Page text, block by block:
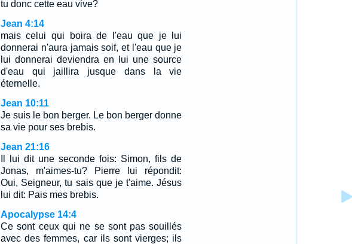
tu donc cette eau vive?
Jean 4:14
mais celui qui boira de l'eau que je lui
donnerai n'aura jamais soif, et l'eau que je
lui donnerai deviendra en lui une source
d'eau qui jaillira jusque dans la vie
éternelle.
Jean 10:11
Je suis le bon berger. Le bon berger donne
sa vie pour ses brebis.
Jean 21:16
Il lui dit une seconde fois: Simon, fils de
Jonas, m'aimes-tu? Pierre lui répondit:
Oui, Seigneur, tu sais que je t'aime. Jésus
lui dit: Pais mes brebis.
Apocalypse 14:4
Ce sont ceux qui ne se sont pas souillés
avec des femmes, car ils sont vierges; ils